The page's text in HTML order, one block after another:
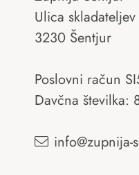
Ulica
3230 Šentjur
Poslovni račun
Davčna številka:
info@zupnija-